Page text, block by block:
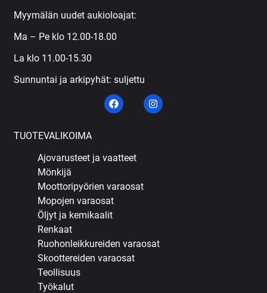
Myymälän uudet aukioloajat:
Ma – Pe klo 12.00-18.00
La klo 11.00-15.30
Sunnuntai ja arkipyhät: suljettu
TUOTEVALIKOIMA
Ajovarusteet ja vaatteet
Mönkijä
Moottoripyörien varaosat
Mopojen varaosat
Öljyt ja kemikaalit
Renkaat
Ruohonleikkureiden varaosat
Skoottereiden varaosat
Teollisuus
Työkalut